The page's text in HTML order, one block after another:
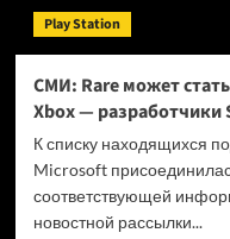
не
убивать
диски
Play Station
СМИ: Rare может
Xbox — разработчики
К списку находящихся
Microsoft
соответствующей
новостной рассылки...